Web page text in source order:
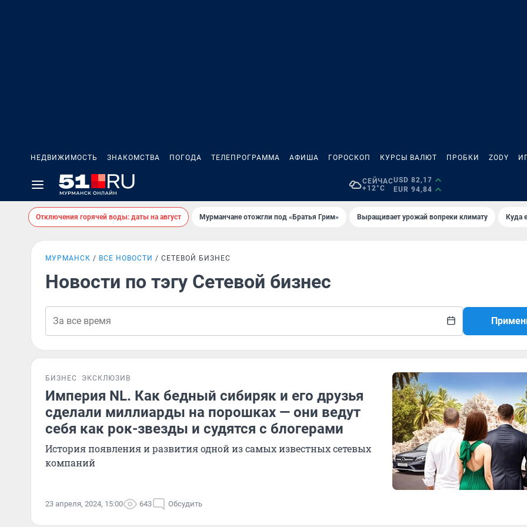
НЕДВИЖИМОСТЬ ЗНАКОМСТВА ПОГОДА ТЕЛЕПРОГРАММА АФИША ГОРОСКОП КУРСЫ ВАЛЮТ ПРОБКИ ZODY
СЕЙЧАС
+12°C
USD 82,17
EUR 94,84
Отключения горячей воды: даты на август Мурманчане отожгли под «Братья Грим» Выращивает урожай вопреки климату Куда
МУРМАНСК ВСЕ НОВОСТИ СЕТЕВОЙ БИЗНЕС
Новости по тэгу Сетевой бизнес
БИЗНЕС ЭКСКЛЮЗИВ
Империя NL. Как бедный сибиряк и его друзья
сделали миллиарды на порошках — они ведут
себя как рок-звезды и судятся с блогерами
История появления и развития одной из самых известных сетевых
компаний
23 апреля, 2024, 15:00 643 Обсудить